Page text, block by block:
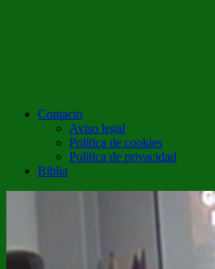
Contacto
Aviso legal
Política de cookies
Política de privacidad
Biblia